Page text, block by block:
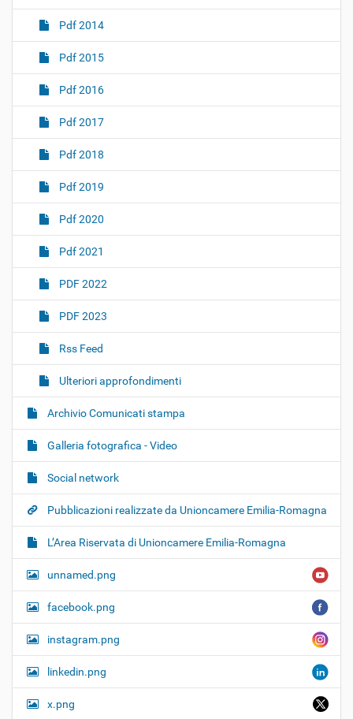
Pdf 2014
Pdf 2015
Pdf 2016
Pdf 2017
Pdf 2018
Pdf 2019
Pdf 2020
Pdf 2021
PDF 2022
PDF 2023
Rss Feed
Ulteriori approfondimenti
Archivio Comunicati stampa
Galleria fotografica - Video
Social network
Pubblicazioni realizzate da Unioncamere Emilia-Romagna
L’Area Riservata di Unioncamere Emilia-Romagna
unnamed.png
facebook.png
instagram.png
linkedin.png
x.png